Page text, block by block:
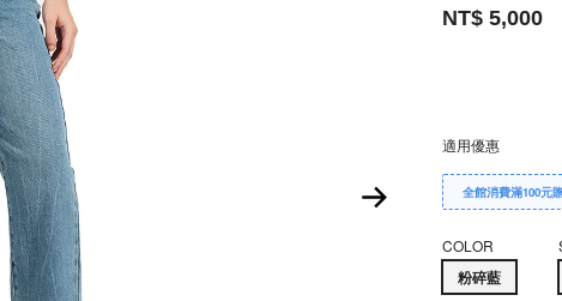
NT$ 5,000
適用優惠
全館消費滿100元
COLOR
粉碎藍